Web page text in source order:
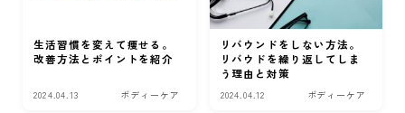
生活習慣を変えて痩せる。
改善方法とポイントを紹介
2024.04.13 ボディーケア
リバウンドをしない方法。
リバウドを繰り返してしま
う理由と対策
2024.04.12 ボディーケア